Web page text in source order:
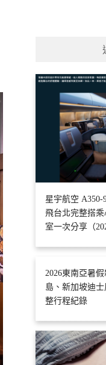
星宇航空 A350-
飛台北完整搭
室一次分享（
2026東南亞暑
島、新加坡迪
整行程紀錄